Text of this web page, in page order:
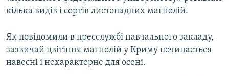
кілька видів і сортів листопадних магнолій.
Як повідомили в пресслужбі навчального закладу,
зазвичай цвітіння магнолій у Криму починається
навесні і нехарактерне для осені.